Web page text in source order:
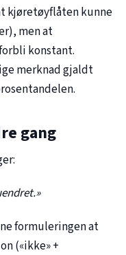
kjøretøyflåten kunne
men at
konstant.
merknad gjaldt
gang
formuleringen at
(«ikke» +